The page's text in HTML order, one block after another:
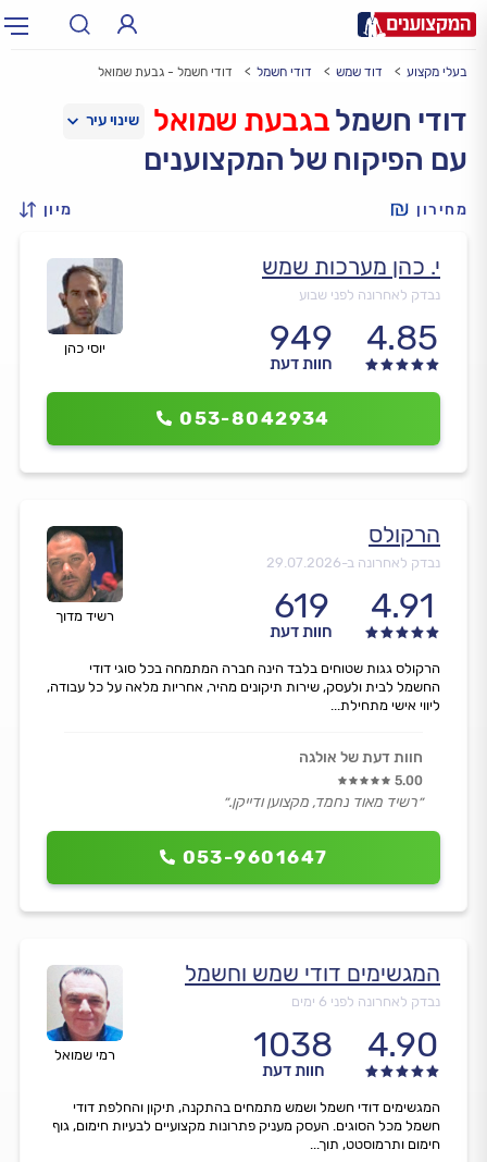
עירעיר: תל אביב, חיפה…
בעלי מקצוע דוד שמש דודי חשמל דודי חשמל - גבעת שמואל
דודי חשמלבגבעת שמואל
עם הפיקוח של המקצוענים
מחירון מיון
יוסי כהן
י. כהן מערכות שמש
נבדק לאחרונה לפני שבוע
4.85
949
חוות דעת
053-8042934
רשיד מדוך
הרקולס
נבדק לאחרונה ב-29.07.2026
4.91
619
חוות דעת
053-9601647
הרקולס גגות שטוחים בלבד הינה חברה המתמחה בכל סוגי דודי
החשמל לבית ולעסק, שירות תיקונים מהיר, אחריות מלאה על כל עבודה,
ליווי אישי מתחילת...
חוות דעת של אולגה
5.00
״רשיד מאוד נחמד, מקצוען ודייקן.״
רמי שמואל
המגשימים דודי שמש וחשמל
נבדק לאחרונה לפני 6 ימים
4.90
1038
חוות דעת
המגשימים דודי חשמל ושמש מתמחים בהתקנה, תיקון והחלפת דודי
חשמל מכל הסוגים. העסק מעניק פתרונות מקצועיים לבעיות חימום, גוף
חימום ותרמוסטט, תוך...